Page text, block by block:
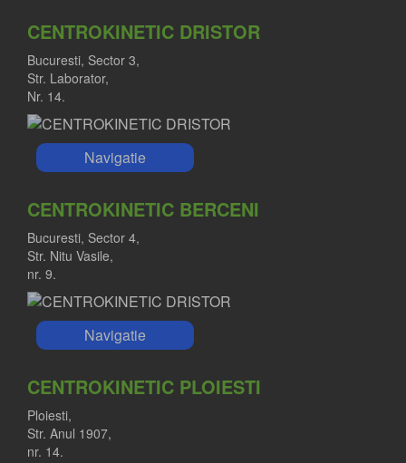
CENTROKINETIC DRISTOR
Bucuresti, Sector 3,
Str. Laborator,
Nr. 14.
Navigatie
CENTROKINETIC BERCENI
Bucuresti, Sector 4,
Str. Nitu Vasile,
nr. 9.
Navigatie
CENTROKINETIC PLOIESTI
Ploiesti,
Str. Anul 1907,
nr. 14.